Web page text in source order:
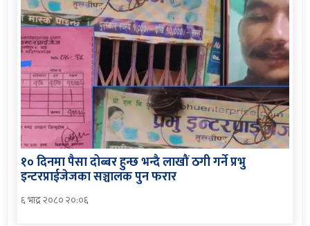
१० दिनमा पैसा दोब्बर हुन्छ भन्दै लाखौं ठगी गर्ने प्रभु
इन्टरप्राईजेजका सञ्चालक पुन फरार
६ भाद्र २०८० २०:०६